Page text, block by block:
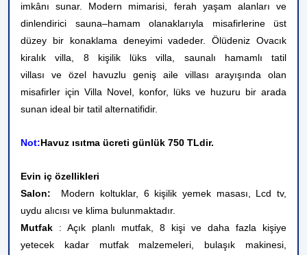
imkânı sunar. Modern mimarisi, ferah yaşam alanları ve
dinlendirici sauna–hamam olanaklarıyla misafirlerine üst
düzey bir konaklama deneyimi vadeder. Ölüdeniz Ovacık
kiralık villa, 8 kişilik lüks villa, saunalı hamamlı tatil
villası ve özel havuzlu geniş aile villası arayışında olan
misafirler için Villa Novel, konfor, lüks ve huzuru bir arada
sunan ideal bir tatil alternatifidir.
Not:Havuz ısıtma ücreti günlük 750 TLdir.
Evin iç özellikleri
Salon: Modern koltuklar, 6 kişilik yemek masası, Lcd tv,
uydu alıcısı ve klima bulunmaktadır.
Mutfak : Açık planlı mutfak, 8 kişi ve daha fazla kişiye
yetecek kadar mutfak malzemeleri, bulaşık makinesi,